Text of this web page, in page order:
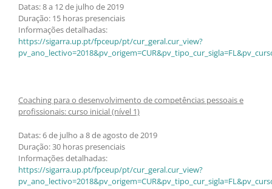
Datas: 8 a 12 de julho de 2019
Duração: 15 horas presenciais
Informações detalhadas:
https://sigarra.up.pt/fpceup/pt/cur_geral.cur_view?
Coaching para o desenvolvimento de competências pessoais e
profissionais: curso inicial (nível 1)
Datas: 6 de julho a 8 de agosto de 2019
Duração: 30 horas presenciais
Informações detalhadas:
https://sigarra.up.pt/fpceup/pt/cur_geral.cur_view?